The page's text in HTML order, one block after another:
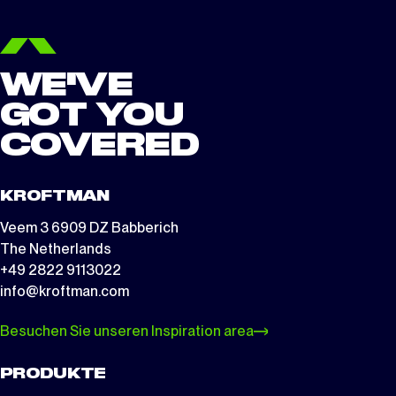
WE'VE
GOT YOU
COVERED
KROFTMAN
Veem 3 6909 DZ Babberich
The Netherlands
+49 2822 9113022
info@kroftman.com
Besuchen Sie unseren Inspiration area
PRODUKTE